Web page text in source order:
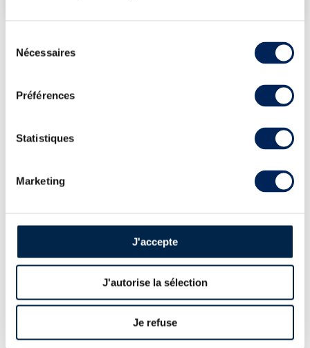
Nécessaires
Préférences
Statistiques
Marketing
J'accepte
J'autorise la sélection
Je refuse
CHARTREUSE OF. VERTE V.E.P. MISE 2018
LA CUVÉE
Chartreuses Jaunes et Vertes classiques mais
bénéficient d’un long élevage en demi-muids - plus petits
La bouteille des V.E.P. reprend celle de la première
bouteille de Chartreuse connue, datant de 1840. La verte
titre à 54% et la jaune à 42%. Les indications de
millésime ou d’année d'embouteillages ont varié au fil
des années ; aujourd’hui, c’est l’année de mise en
bouteille qui est indiquée. Il s'agit en l'occurrence de la
mise 2018.